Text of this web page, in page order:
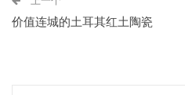
价值连城的土耳其红土陶瓷